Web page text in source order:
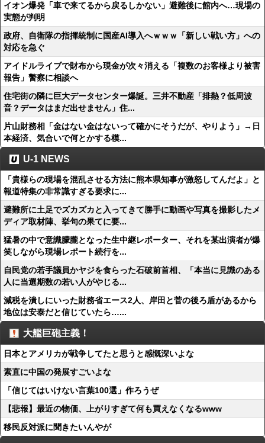
イオン爆発「車で来てるから戻るしかない」避難後に館内へ…現場の
実態が判明
政府、自衛隊の指揮統制に国産AI導入へｗｗｗ「新しい戦い方」への
対応を急ぐ
アイドルライブで財布から現金が次々消える「複数のお客様より被害
報告」警察に相談へ
住宅街の隣に巨大データセンター爆誕。三井不動産「排熱？低周波
音？データはまだ出せません」住...
片山財務相「金はない金はないって確かにそうだが、やりよう」→日
本経済、気合いで何とかする模...
U-1 NEWS
「貴様らの現場を混乱させる方法に熊本県知事が激怒してんだよ」と
報道特集の非常識すぎる要求に...
避難所に土足でズカズカと入ってきて勝手に動画や写真を撮影したメ
ディア取材陣、挙句の果てに要...
猛暑の中で意識朦朧となった生中継レポーター、それを某出演者が爆
笑しながら現場レポート続行を...
自民党の若手議員かヤジを食らった石破前首相、「本当に見識のある
人に当選期数の若い人がやじる...
減税を潰しにいった財務省エース2人、岸田と菅の後ろ盾があるから
地位は安泰だと信じていたら…...
大艦巨砲主義！
日本とアメリカが戦争してたと思うと感慨深いよな
素直に中国の発展すごいよな
「信じてはいけない言葉100選」作ろうぜ
【悲報】最近の物価、上がりすぎて何も買えなくなるwww
移民反対派に聞きたいんやが